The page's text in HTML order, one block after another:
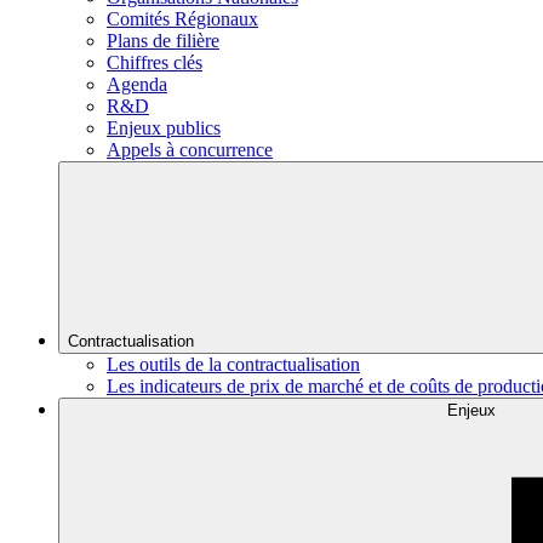
Comités Régionaux
Plans de filière
Chiffres clés
Agenda
R&D
Enjeux publics
Appels à concurrence
Contractualisation
Les outils de la contractualisation
Les indicateurs de prix de marché et de coûts de
Enjeux